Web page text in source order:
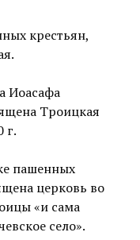
крестьян,
Иоасафа
Троицкая
г.
пашенных
церковь во
«и сама
село».